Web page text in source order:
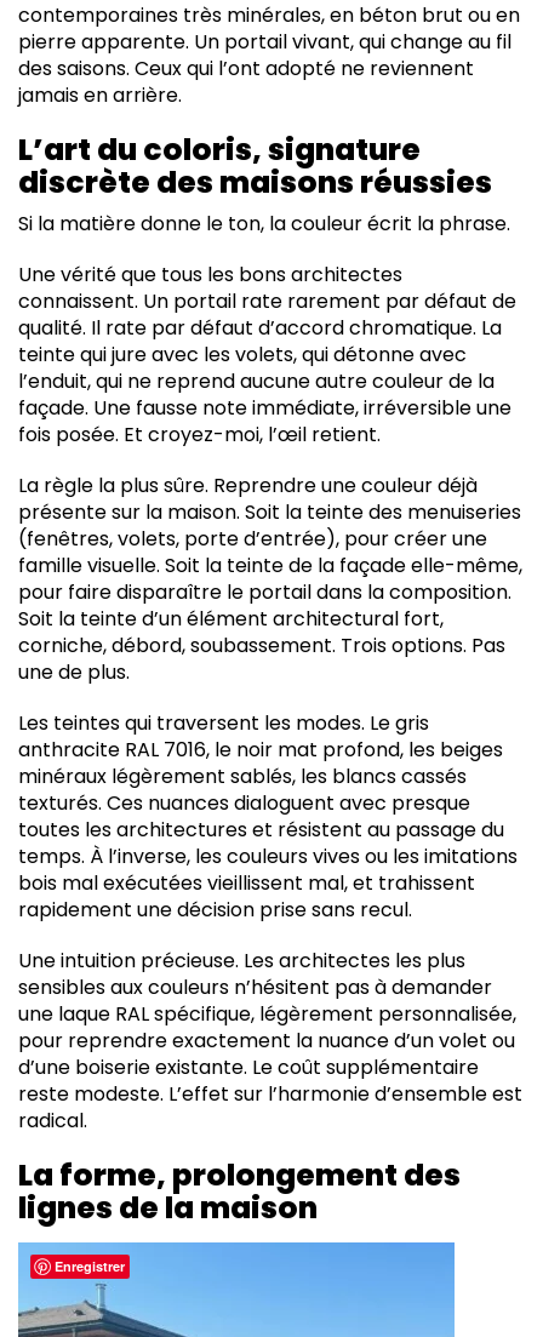
contemporaines très minérales, en béton brut ou en
pierre apparente. Un portail vivant, qui change au fil
des saisons. Ceux qui l’ont adopté ne reviennent
jamais en arrière.
L’art du coloris, signature
discrète des maisons réussies
Si la matière donne le ton, la couleur écrit la phrase.
Une vérité que tous les bons architectes
connaissent. Un portail rate rarement par défaut de
qualité. Il rate par défaut d’accord chromatique. La
teinte qui jure avec les volets, qui détonne avec
l’enduit, qui ne reprend aucune autre couleur de la
façade. Une fausse note immédiate, irréversible une
fois posée. Et croyez-moi, l’œil retient.
La règle la plus sûre. Reprendre une couleur déjà
présente sur la maison. Soit la teinte des menuiseries
(fenêtres, volets, porte d’entrée), pour créer une
famille visuelle. Soit la teinte de la façade elle-même,
pour faire disparaître le portail dans la composition.
Soit la teinte d’un élément architectural fort,
corniche, débord, soubassement. Trois options. Pas
une de plus.
Les teintes qui traversent les modes. Le gris
anthracite RAL 7016, le noir mat profond, les beiges
minéraux légèrement sablés, les blancs cassés
texturés. Ces nuances dialoguent avec presque
toutes les architectures et résistent au passage du
temps. À l’inverse, les couleurs vives ou les imitations
bois mal exécutées vieillissent mal, et trahissent
rapidement une décision prise sans recul.
Une intuition précieuse. Les architectes les plus
sensibles aux couleurs n’hésitent pas à demander
une laque RAL spécifique, légèrement personnalisée,
pour reprendre exactement la nuance d’un volet ou
d’une boiserie existante. Le coût supplémentaire
reste modeste. L’effet sur l’harmonie d’ensemble est
radical.
La forme, prolongement des
lignes de la maison
Enregistrer